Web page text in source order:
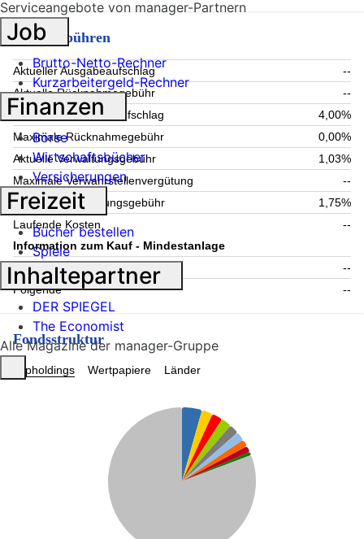
Fondsgebühren
Aktueller Ausgabeaufschlag
--
Aktuelle Rücknahmegebühr
--
Maximaler Ausgabeaufschlag
4,00%
Maximale Rücknahmegebühr
0,00%
Aktuelle Verwaltungsgebühr
1,03%
Maximale Verwahrstellenvergütung
--
Maximale Verwaltungsgebühr
1,75%
Laufende Kosten
--
Information zum Kauf - Mindestanlage
Einmalig
--
Folgende
--
Fondsstruktur
Topholdings Wertpapiere Länder
Serviceangebote von manager-Partnern
Job
Brutto-Netto-Rechner
Kurzarbeitergeld-Rechner
Finanzen
Börse
Wirtschaftsbücher
Versicherungen
Freizeit
Bücher bestellen
Spiele
Inhaltepartner
DER SPIEGEL
The Economist
Alle Magazine der manager-Gruppe